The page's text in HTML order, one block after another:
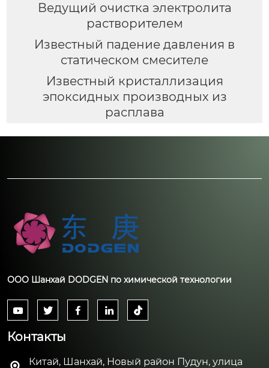
Ведущий очистка электролита
растворителем
Известный падение давления в
статическом смесителе
Известный кристаллизация
эпоксидных производных из
расплава
ООО Шанхай DODGEN по химической технологии
    
Контакты
Китай, Шанхай, Новый район Пудун, улица